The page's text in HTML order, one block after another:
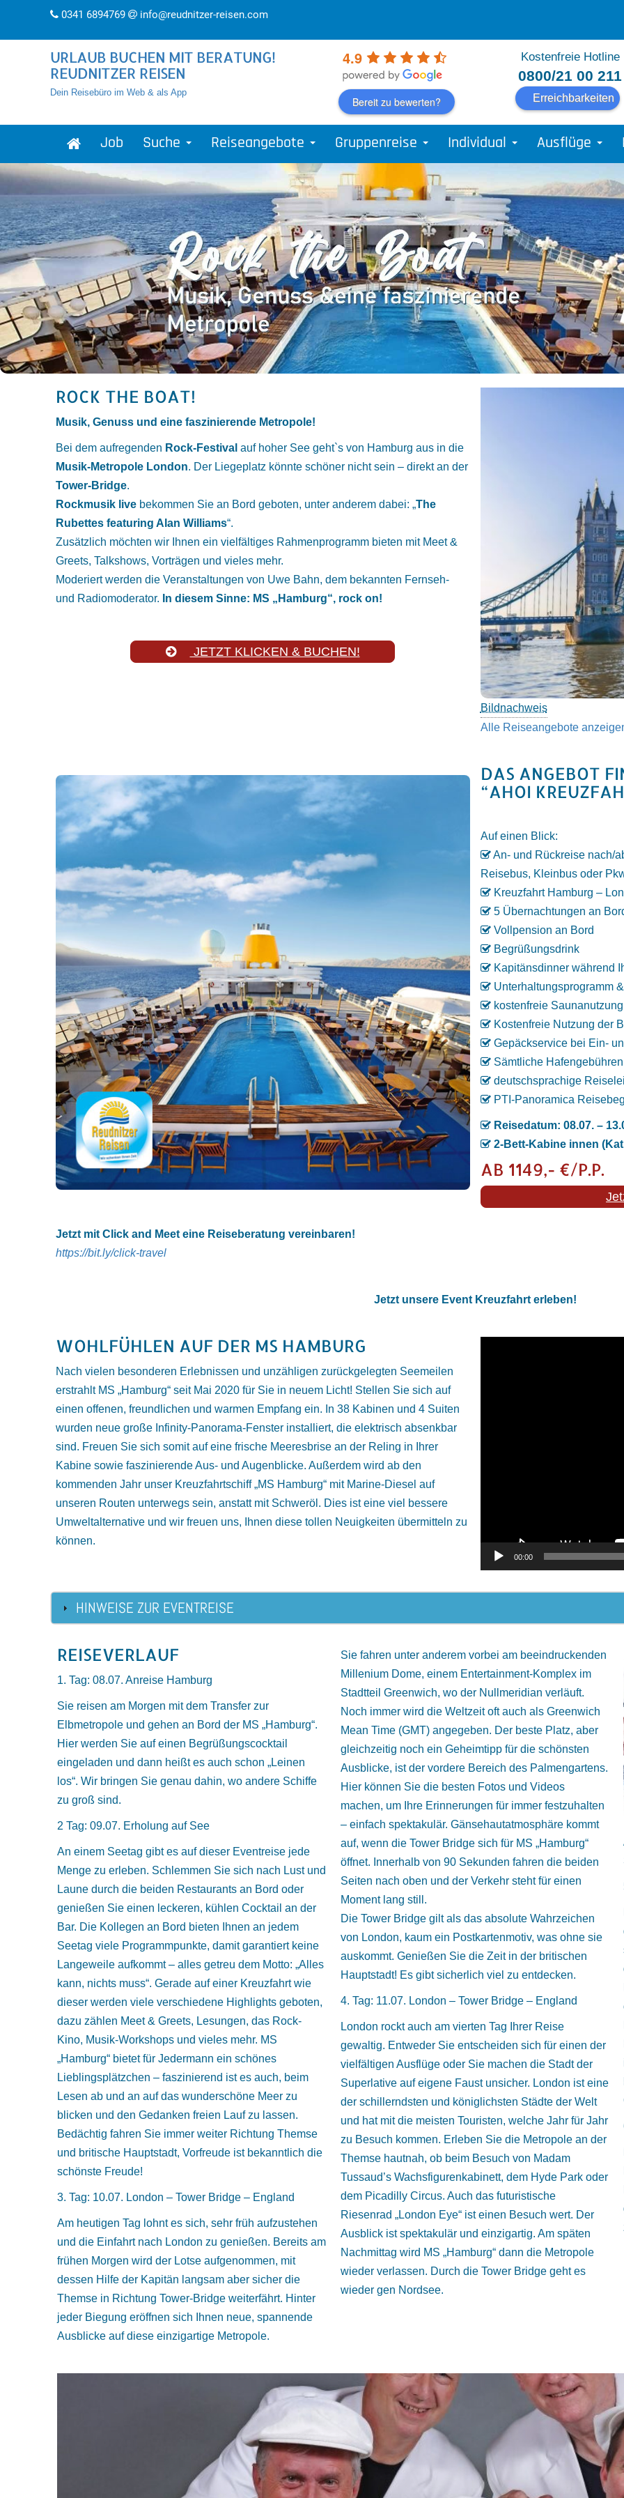
0341 6894769 info@reudnitzer-reisen.com
URLAUB BUCHEN MIT BERATUNG!
REUDNITZER REISEN
Dein Reisebüro im Web & als App
4.9
Bereit zu bewerten?
Kostenfreie Hotline
0800/21 00 211
Erreichbarkeiten
Job Suche Reiseangebote Gruppenreise Individual Ausflüge
ROCK THE BOAT!
Musik, Genuss und eine faszinierende Metropole!
Bei dem aufregenden Rock-Festival auf hoher See geht`s von Hamburg aus in die
Musik-Metropole London. Der Liegeplatz könnte schöner nicht sein – direkt an der
Tower-Bridge.
Rockmusik livebekommen Sie an Bord geboten, unter anderem dabei: „The
Rubettes featuring Alan Williams“.
Zusätzlich möchten wir Ihnen ein vielfältiges Rahmenprogramm bieten mit Meet &
Greets, Talkshows, Vorträgen und vieles mehr.
Moderiert werden die Veranstaltungen von Uwe Bahn, dem bekannten Fernseh-
und Radiomoderator. In diesem Sinne: MS „Hamburg“, rock on!
JETZT KLICKEN & BUCHEN!
Bildnachweis
Alle Reiseangebote
Jetzt mit Click and Meet eine Reiseberatung vereinbaren!
https://bit.ly/click-travel
DAS ANGEBOT
“AHOI
Auf einen Blick:
An- und Rückreise nach/
Reisebus, Kleinbus oder
Kreuzfahrt Hamburg –
5 Übernachtungen an
Vollpension an Bord
Begrüßungsdrink
Kapitänsdinner während
Unterhaltungsprogramm
kostenfreie Saunanutzung
Kostenfreie Nutzung der
Gepäckservice bei Ein-
Sämtliche Hafengebühren
deutschsprachige
PTI-Panoramica
Reisedatum: 08.07. –
2-Bett-Kabine innen
AB 1149,- €/P.P.
Jetzt unsere Event Kreuzfahrt erleben!
WOHLFÜHLEN AUF DER MS HAMBURG
Nach vielen besonderen Erlebnissen und unzähligen zurückgelegten Seemeilen
erstrahlt MS „Hamburg“ seit Mai 2020 für Sie in neuem Licht! Stellen Sie sich auf
einen offenen, freundlichen und warmen Empfang ein. In 38 Kabinen und 4 Suiten
wurden neue große Infinity-Panorama-Fenster installiert, die elektrisch absenkbar
sind. Freuen Sie sich somit auf eine frische Meeresbrise an der Reling in Ihrer
Kabine sowie faszinierende Aus- und Augenblicke. Außerdem wird ab den
kommenden Jahr unser Kreuzfahrtschiff „MS Hamburg“ mit Marine-Diesel auf
unseren Routen unterwegs sein, anstatt mit Schweröl. Dies ist eine viel bessere
Umweltalternative und wir freuen uns, Ihnen diese tollen Neuigkeiten übermitteln zu
können.
00:00
HINWEISE ZUR EVENTREISE
REISEVERLAUF
1. Tag: 08.07. Anreise Hamburg
Sie reisen am Morgen mit dem Transfer zur
Elbmetropole und gehen an Bord der MS „Hamburg“.
Hier werden Sie auf einen Begrüßungscocktail
eingeladen und dann heißt es auch schon „Leinen
los“. Wir bringen Sie genau dahin, wo andere Schiffe
zu groß sind.
2 Tag: 09.07. Erholung auf See
An einem Seetag gibt es auf dieser Eventreise jede
Menge zu erleben. Schlemmen Sie sich nach Lust und
Laune durch die beiden Restaurants an Bord oder
genießen Sie einen leckeren, kühlen Cocktail an der
Bar. Die Kollegen an Bord bieten Ihnen an jedem
Seetag viele Programmpunkte, damit garantiert keine
Langeweile aufkommt – alles getreu dem Motto: „Alles
kann, nichts muss“. Gerade auf einer Kreuzfahrt wie
dieser werden viele verschiedene Highlights geboten,
dazu zählen Meet & Greets, Lesungen, das Rock-
Kino, Musik-Workshops und vieles mehr. MS
„Hamburg“ bietet für Jedermann ein schönes
Lieblingsplätzchen – faszinierend ist es auch, beim
Lesen ab und an auf das wunderschöne Meer zu
blicken und den Gedanken freien Lauf zu lassen.
Bedächtig fahren Sie immer weiter Richtung Themse
und britische Hauptstadt, Vorfreude ist bekanntlich die
schönste Freude!
3. Tag: 10.07. London – Tower Bridge – England
Am heutigen Tag lohnt es sich, sehr früh aufzustehen
und die Einfahrt nach London zu genießen. Bereits am
frühen Morgen wird der Lotse aufgenommen, mit
dessen Hilfe der Kapitän langsam aber sicher die
Themse in Richtung Tower-Bridge weiterfährt. Hinter
jeder Biegung eröffnen sich Ihnen neue, spannende
Ausblicke auf diese einzigartige Metropole.
Sie fahren unter anderem vorbei am beeindruckenden
Millenium Dome, einem Entertainment-Komplex im
Stadtteil Greenwich, wo der Nullmeridian verläuft.
Noch immer wird die Weltzeit oft auch als Greenwich
Mean Time (GMT) angegeben. Der beste Platz, aber
gleichzeitig noch ein Geheimtipp für die schönsten
Ausblicke, ist der vordere Bereich des Palmengartens.
Hier können Sie die besten Fotos und Videos
machen, um Ihre Erinnerungen für immer festzuhalten
– einfach spektakulär. Gänsehautatmosphäre kommt
auf, wenn die Tower Bridge sich für MS „Hamburg“
öffnet. Innerhalb von 90 Sekunden fahren die beiden
Seiten nach oben und der Verkehr steht für einen
Moment lang still.
Die Tower Bridge gilt als das absolute Wahrzeichen
von London, kaum ein Postkartenmotiv, was ohne sie
auskommt. Genießen Sie die Zeit in der britischen
Hauptstadt! Es gibt sicherlich viel zu entdecken.
4. Tag: 11.07. London – Tower Bridge – England
London rockt auch am vierten Tag Ihrer Reise
gewaltig. Entweder Sie entscheiden sich für einen der
vielfältigen Ausflüge oder Sie machen die Stadt der
Superlative auf eigene Faust unsicher. London ist eine
der schillerndsten und königlichsten Städte der Welt
und hat mit die meisten Touristen, welche Jahr für Jahr
zu Besuch kommen. Erleben Sie die Metropole an der
Themse hautnah, ob beim Besuch von Madam
Tussaud’s Wachsfigurenkabinett, dem Hyde Park oder
dem Picadilly Circus. Auch das futuristische
Riesenrad „London Eye“ ist einen Besuch wert. Der
Ausblick ist spektakulär und einzigartig. Am späten
Nachmittag wird MS „Hamburg“ dann die Metropole
wieder verlassen. Durch die Tower Bridge geht es
wieder gen Nordsee.